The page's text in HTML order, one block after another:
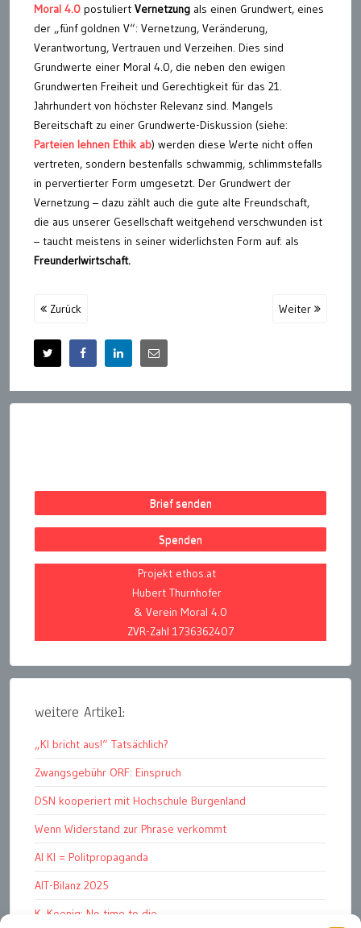
Moral 4.0 postuliert Vernetzung als einen Grundwert, eines
der „fünf goldnen V“: Vernetzung, Veränderung,
Verantwortung, Vertrauen und Verzeihen. Dies sind
Grundwerte einer Moral 4.0, die neben den ewigen
Grundwerten Freiheit und Gerechtigkeit für das 21.
Jahrhundert von höchster Relevanz sind. Mangels
Bereitschaft zu einer Grundwerte-Diskussion (siehe:
Parteien lehnen Ethik ab) werden diese Werte nicht offen
vertreten, sondern bestenfalls schwammig, schlimmstefalls
in pervertierter Form umgesetzt. Der Grundwert der
Vernetzung – dazu zählt auch die gute alte Freundschaft,
die aus unserer Gesellschaft weitgehend verschwunden ist
– taucht meistens in seiner widerlichsten Form auf: als
Freunderlwirtschaft.
Zurück Weiter
Brief senden
Spenden
Projekt ethos.at
Hubert Thurnhofer
& Verein Moral 4.0
ZVR-Zahl 1736362407
weitere Artikel:
„KI bricht aus!“ Tatsächlich?
Zwangsgebühr ORF: Einspruch
DSN kooperiert mit Hochschule Burgenland
Wenn Widerstand zur Phrase verkommt
AI KI = Politpropaganda
AIT-Bilanz 2025
K. Koenig: No time to die